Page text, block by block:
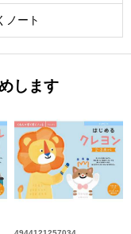
ノート
します